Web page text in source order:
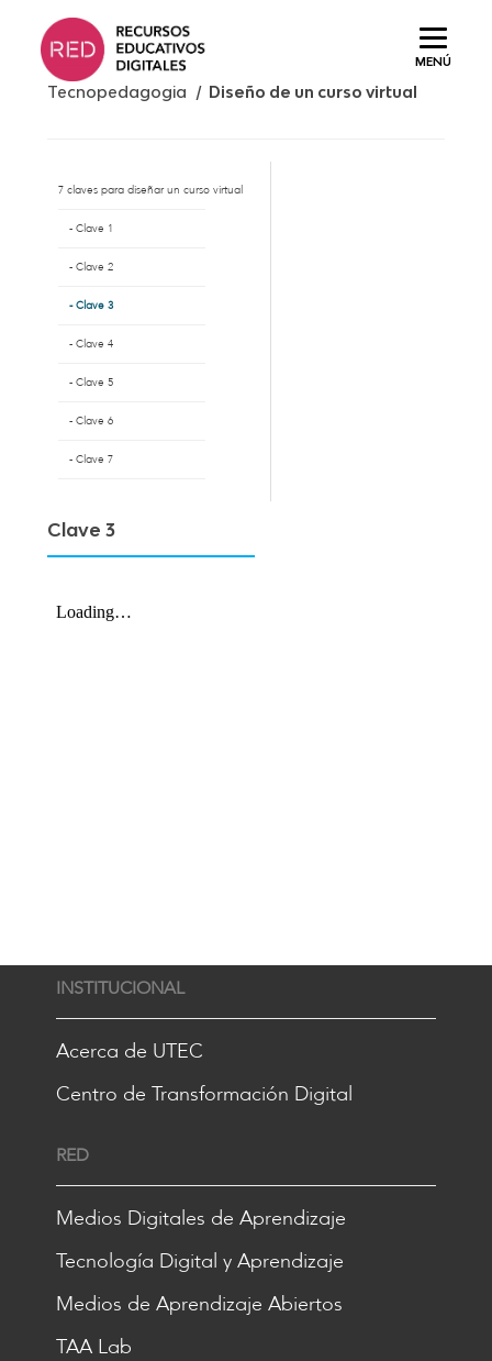
MENÚ
Saltar
contenido.
Tecnopedagogia /Diseño de un curso virtual
7 claves para diseñar un curso virtual
Clave 1
Clave 2
Clave 3
Clave 4
Clave 5
Clave 6
Clave 7
Clave 3
INSTITUCIONAL
Acerca de UTEC
Centro de Transformación Digital
RED
Medios Digitales de Aprendizaje
Tecnología Digital y Aprendizaje
Medios de Aprendizaje Abiertos
TAA Lab